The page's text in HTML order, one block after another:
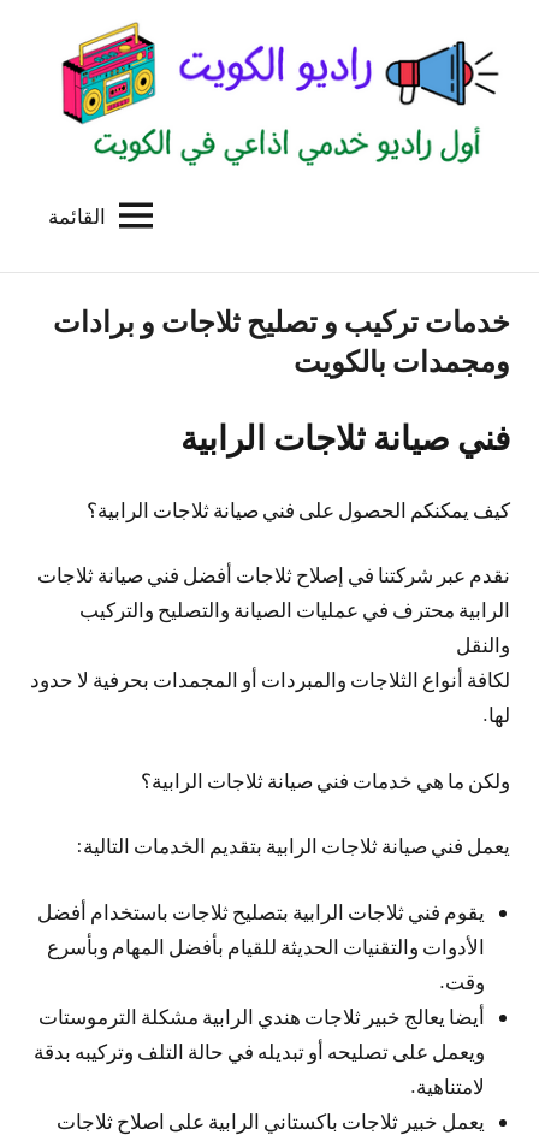
المحتوى
الكويت
للاعلانات
بالكويت
القائمة
خدمات تركيب و تصليح ثلاجات و برادات
ومجمدات بالكويت
فني صيانة ثلاجات الرابية
كيف يمكنكم الحصول على فني صيانة ثلاجات الرابية؟
نقدم عبر شركتنا في إصلاح ثلاجات أفضل فني صيانة ثلاجات
الرابية محترف في عمليات الصيانة والتصليح والتركيب
والنقل
لكافة أنواع الثلاجات والمبردات أو المجمدات بحرفية لا حدود
لها.
ولكن ما هي خدمات فني صيانة ثلاجات الرابية؟
يعمل فني صيانة ثلاجات الرابية بتقديم الخدمات التالية:
يقوم فني ثلاجات الرابية بتصليح ثلاجات باستخدام أفضل
الأدوات والتقنيات الحديثة للقيام بأفضل المهام وبأسرع
وقت.
أيضا يعالج خبير ثلاجات هندي الرابية مشكلة الترموستات
ويعمل على تصليحه أو تبديله في حالة التلف وتركيبه بدقة
لامتناهية.
يعمل خبير ثلاجات باكستاني الرابية على اصلاح ثلاجات